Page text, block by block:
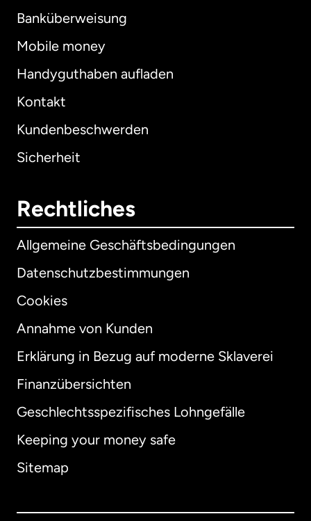
Banküberweisung
Mobile money
Handyguthaben aufladen
Kontakt
Kundenbeschwerden
Sicherheit
Rechtliches
Allgemeine Geschäftsbedingungen
Datenschutzbestimmungen
Cookies
Annahme von Kunden
Erklärung in Bezug auf moderne Sklaverei
Finanzübersichten
Geschlechtsspezifisches Lohngefälle
Keeping your money safe
Sitemap
International English
Australien